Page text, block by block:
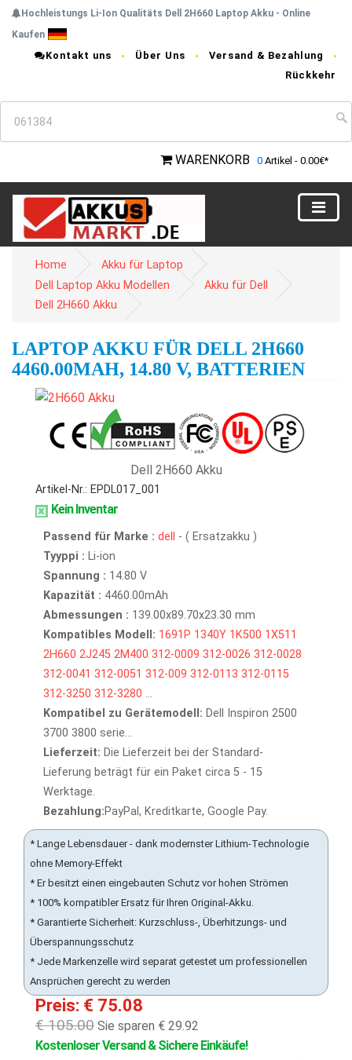
Hochleistungs Li-Ion Qualitäts Dell 2H660 Laptop Akku - Online
Kaufen
Kontakt uns Über Uns
Versand & Bezahlung
Rückkehr
WARENKORB 0 Artikel - 0.00€*
Home
Akku für Laptop
Dell Laptop Akku Modellen
Akku für Dell
Dell 2H660 Akku
LAPTOP AKKU FÜR DELL 2H660
4460.00MAH, 14.80 V, BATTERIEN
Dell 2H660 Akku
Artikel-Nr.: EPDL017_001
Kein Inventar
Passend für Marke : dell - ( Ersatzakku )
Tyyppi : Li-ion
Spannung : 14.80 V
Kapazität : 4460.00mAh
Abmessungen : 139.00x89.70x23.30 mm
Kompatibles Modell: 1691P 1340Y 1K500 1X511
2H660 2J245 2M400 312-0009 312-0026 312-0028
312-0041 312-0051 312-009 312-0113 312-0115
312-3250 312-3280 ...
Kompatibel zu Gerätemodell: Dell Inspiron 2500
3700 3800 serie...
Lieferzeit: Die Lieferzeit bei der Standard-
Lieferung beträgt für ein Paket circa 5 - 15
Werktage.
Bezahlung:PayPal, Kreditkarte, Google Pay.
* Lange Lebensdauer - dank modernster Lithium-Technologie
ohne Memory-Effekt
* Er besitzt einen eingebauten Schutz vor hohen Strömen
* 100% kompatibler Ersatz für Ihren Original-Akku.
* Garantierte Sicherheit: Kurzschluss-, Überhitzungs- und
Überspannungsschutz
* Jede Markenzelle wird separat getestet um professionellen
Ansprüchen gerecht zu werden
Preis: € 75.08
€ 105.00 Sie sparen € 29.92
Kostenloser Versand & Sichere Einkäufe!